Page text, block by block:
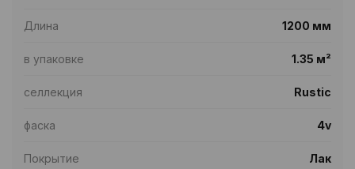
Длина 1200 мм
в упаковке 1.35 м²
селлекция Rustic
фаска 4v
Покрытие Лак